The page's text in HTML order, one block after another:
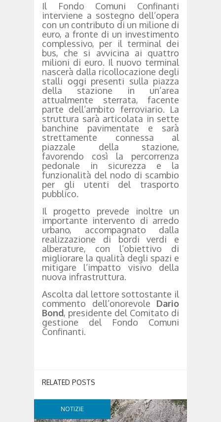
Il Fondo Comuni Confinanti
interviene a sostegno dell’opera
con un contributo di un milione di
euro, a fronte di un investimento
complessivo, per il terminal dei
bus, che si avvicina ai quattro
milioni di euro. Il nuovo terminal
nascerà dalla ricollocazione degli
stalli oggi presenti sulla piazza
della stazione in un’area
attualmente sterrata, facente
parte dell’ambito ferroviario. La
struttura sarà articolata in sette
banchine pavimentate e sarà
strettamente connessa al
piazzale della stazione,
favorendo così la percorrenza
pedonale in sicurezza e la
funzionalità del nodo di scambio
per gli utenti del trasporto
pubblico.
Il progetto prevede inoltre un
importante intervento di arredo
urbano, accompagnato dalla
realizzazione di bordi verdi e
alberature, con l’obiettivo di
migliorare la qualità degli spazi e
mitigare l’impatto visivo della
nuova infrastruttura.
Ascolta dal lettore sottostante il
commento dell’onorevole Dario
Bond, presidente del Comitato di
gestione del Fondo Comuni
Confinanti.
RELATED POSTS
NOTIZIE